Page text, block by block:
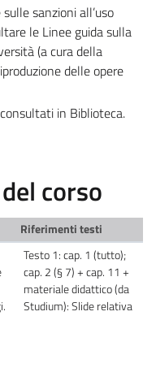
sanzioni all’uso
le Linee guida sulla
(a cura della
delle opere
in Biblioteca.
corso
Riferimenti testi
Testo 1: cap. 1 (tutto);
cap. 2 (§ 7) + cap. 11 +
materiale didattico (da
Studium): Slide relativa